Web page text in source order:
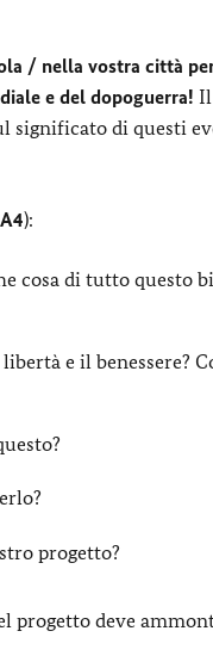
/ nella vostra città
e del dopoguerra!
significato di questi
):
cosa di tutto questo
e il benessere?
progetto?
progetto deve